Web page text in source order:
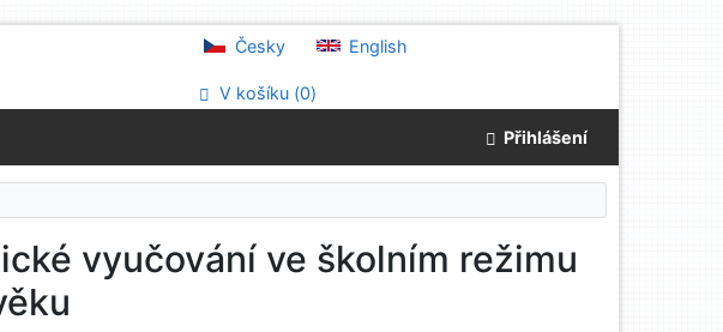
Česky English
V košíku (0)
Přihlášení
vyučování ve školním režimu